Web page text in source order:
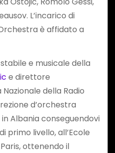
L’incarico di
è affidato a
e musicale della
e direttore
della Radio
d’orchestra
Albania conseguendovi
primo livello, all’Ecole
ottenendo il